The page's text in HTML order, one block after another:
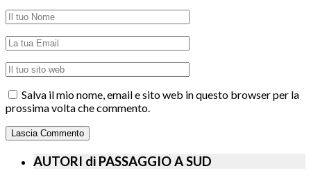
Salva il mio nome, email e sito web in questo browser per la
prossima volta che commento.
AUTORI di PASSAGGIO A SUD